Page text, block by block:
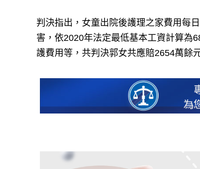
判決指出，女童出院後護理之家費用每
害，依2020年法定最低基本工資計算為
護費用等，共判決郭女共應賠2654萬餘